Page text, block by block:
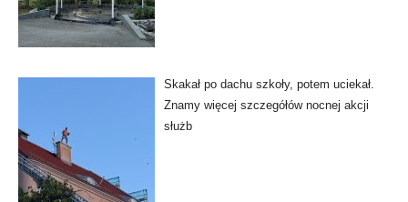
Skakał po dachu szkoły, potem uciekał.
Znamy więcej szczegółów nocnej akcji
służb